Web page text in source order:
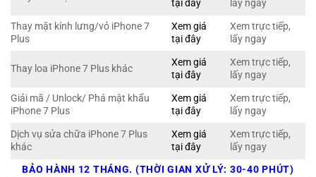
tại đây
lấy ngay
Thay mặt kính lưng/vỏ iPhone 7
Plus
Xem giá
tại đây
Xem trực tiếp,
lấy ngay
Thay loa iPhone 7 Plus khác
Xem giá
tại đây
Xem trực tiếp,
lấy ngay
Giải mã / Unlock/ Phá mật khẩu
iPhone 7 Plus
Xem giá
tại đây
Xem trực tiếp,
lấy ngay
Dịch vụ sửa chữa iPhone 7 Plus
khác
Xem giá
tại đây
Xem trực tiếp,
lấy ngay
BẢO HÀNH 12 THÁNG. (THỜI GIAN XỬ LÝ: 30-40 PHÚT)